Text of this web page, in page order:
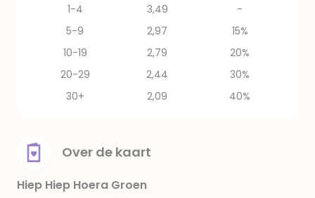
1-4
3,49
-
5-9
2,97
15%
10-19
2,79
20%
20-29
2,44
30%
30+
2,09 40%
Over de kaart
Hiep Hiep Hoera Groen